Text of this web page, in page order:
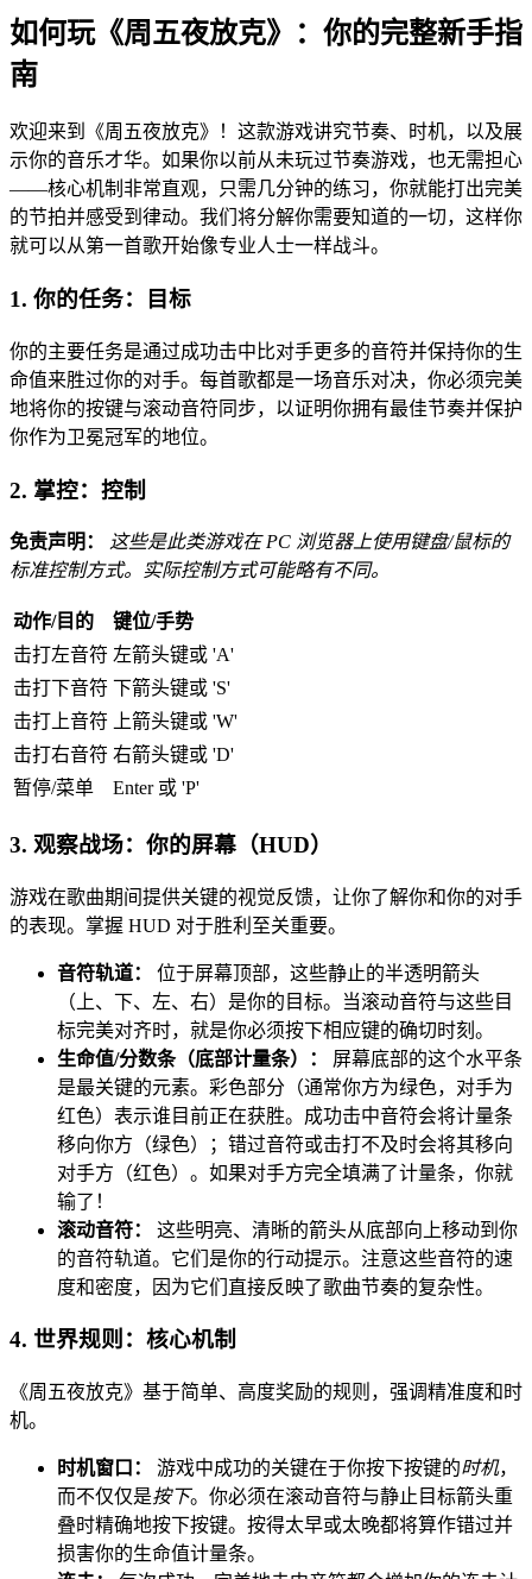
如何玩《周五夜放克》：你的完整新手指
南
欢迎来到《周五夜放克》！这款游戏讲究节奏、时机，以及展
示你的音乐才华。如果你以前从未玩过节奏游戏，也无需担心
——核心机制非常直观，只需几分钟的练习，你就能打出完美
的节拍并感受到律动。我们将分解你需要知道的一切，这样你
就可以从第一首歌开始像专业人士一样战斗。
1. 你的任务：目标
你的主要任务是通过成功击中比对手更多的音符并保持你的生
命值来胜过你的对手。每首歌都是一场音乐对决，你必须完美
地将你的按键与滚动音符同步，以证明你拥有最佳节奏并保护
你作为卫冕冠军的地位。
2. 掌控：控制
免责声明：
这些是此类游戏在 PC 浏览器上使用键盘/鼠标的
标准控制方式。实际控制方式可能略有不同。
动作/目的
键位/手势
击打左音符 左箭头键或 'A'
击打下音符 下箭头键或 'S'
击打上音符
上箭头键或 'W'
击打右音符 右箭头键或 'D'
暂停/菜单
Enter 或 'P'
3. 观察战场：你的屏幕（HUD）
游戏在歌曲期间提供关键的视觉反馈，让你了解你和你的对手
的表现。掌握 HUD 对于胜利至关重要。
音符轨道：
位于屏幕顶部，这些静止的半透明箭头
（上、下、左、右）是你的目标。当滚动音符与这些目
标完美对齐时，就是你必须按下相应键的确切时刻。
生命值/分数条（底部计量条）：
屏幕底部的这个水平条
是最关键的元素。彩色部分（通常你方为绿色，对手为
红色）表示谁目前正在获胜。成功击中音符会将计量条
移向你方（绿色）；错过音符或击打不及时会将其移向
对手方（红色）。如果对手方完全填满了计量条，你就
输了！
滚动音符：
这些明亮、清晰的箭头从底部向上移动到你
的音符轨道。它们是你的行动提示。注意这些音符的速
度和密度，因为它们直接反映了歌曲节奏的复杂性。
4. 世界规则：核心机制
《周五夜放克》基于简单、高度奖励的规则，强调精准度和时
机。
时机窗口： 游戏中成功的关键在于你按下按键的时机，
而不仅仅是按下。你必须在滚动音符与静止目标箭头重
叠时精确地按下按键。按得太早或太晚都将算作错过并
损害你的生命值计量条。